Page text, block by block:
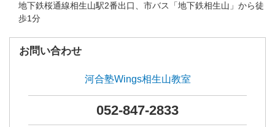
地下鉄桜通線相生山駅2番出口、市バス「地下鉄相生山」から徒
歩1分
お問い合わせ
河合塾Wings相生山教室
052-847-2833